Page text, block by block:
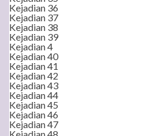
Kejadian 36
Kejadian 37
Kejadian 38
Kejadian 39
Kejadian 4
Kejadian 40
Kejadian 41
Kejadian 42
Kejadian 43
Kejadian 44
Kejadian 45
Kejadian 46
Kejadian 47